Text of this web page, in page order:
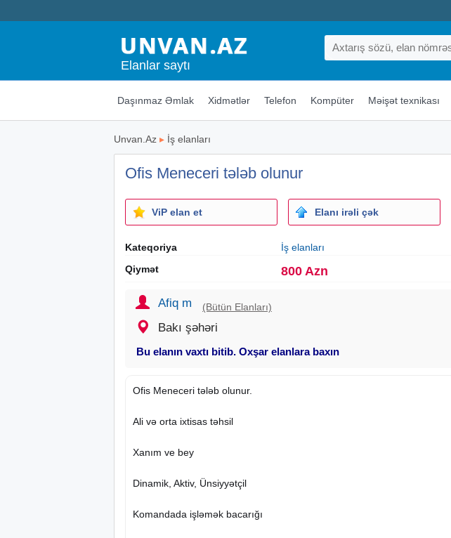
Elanlar saytı
Daşınmaz Əmlak Xidmətlər Telefon Kompüter Məişət texnikası
Unvan.Az ▸ İş elanları
Ofis Meneceri tələb olunur
ViP elan et Elanı irəli çək
Kateqoriya
İş elanları
Qiymət
800 Azn
Afiq m (Bütün Elanları)
Bakı şəhəri
Bu elanın vaxtı bitib. Oxşar elanlara baxın
Ofis Meneceri tələb olunur.
Ali və orta ixtisas təhsil
Xanım ve bey
Dinamik, Aktiv, Ünsiyyətçil
Komandada işləmək bacarığı